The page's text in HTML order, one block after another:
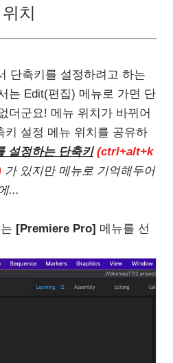
위치
단축키를 설정하려고 하는
는 Edit(편집) 메뉴로 가면 단
더군요! 메뉴 위치가 바뀌어
키 설정 메뉴 위치를 공유하
설정하는 단축키 (ctrl+alt+k
가 있지만 메뉴로 기억해두어
...
[Premiere Pro] 메뉴를 선